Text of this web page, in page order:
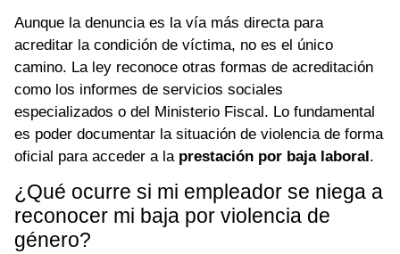
Aunque la denuncia es la vía más directa para
acreditar la condición de víctima, no es el único
camino. La ley reconoce otras formas de acreditación
como los informes de servicios sociales
especializados o del Ministerio Fiscal. Lo fundamental
es poder documentar la situación de violencia de forma
oficial para acceder a la prestación por baja laboral.
¿Qué ocurre si mi empleador se niega a
reconocer mi baja por violencia de
género?